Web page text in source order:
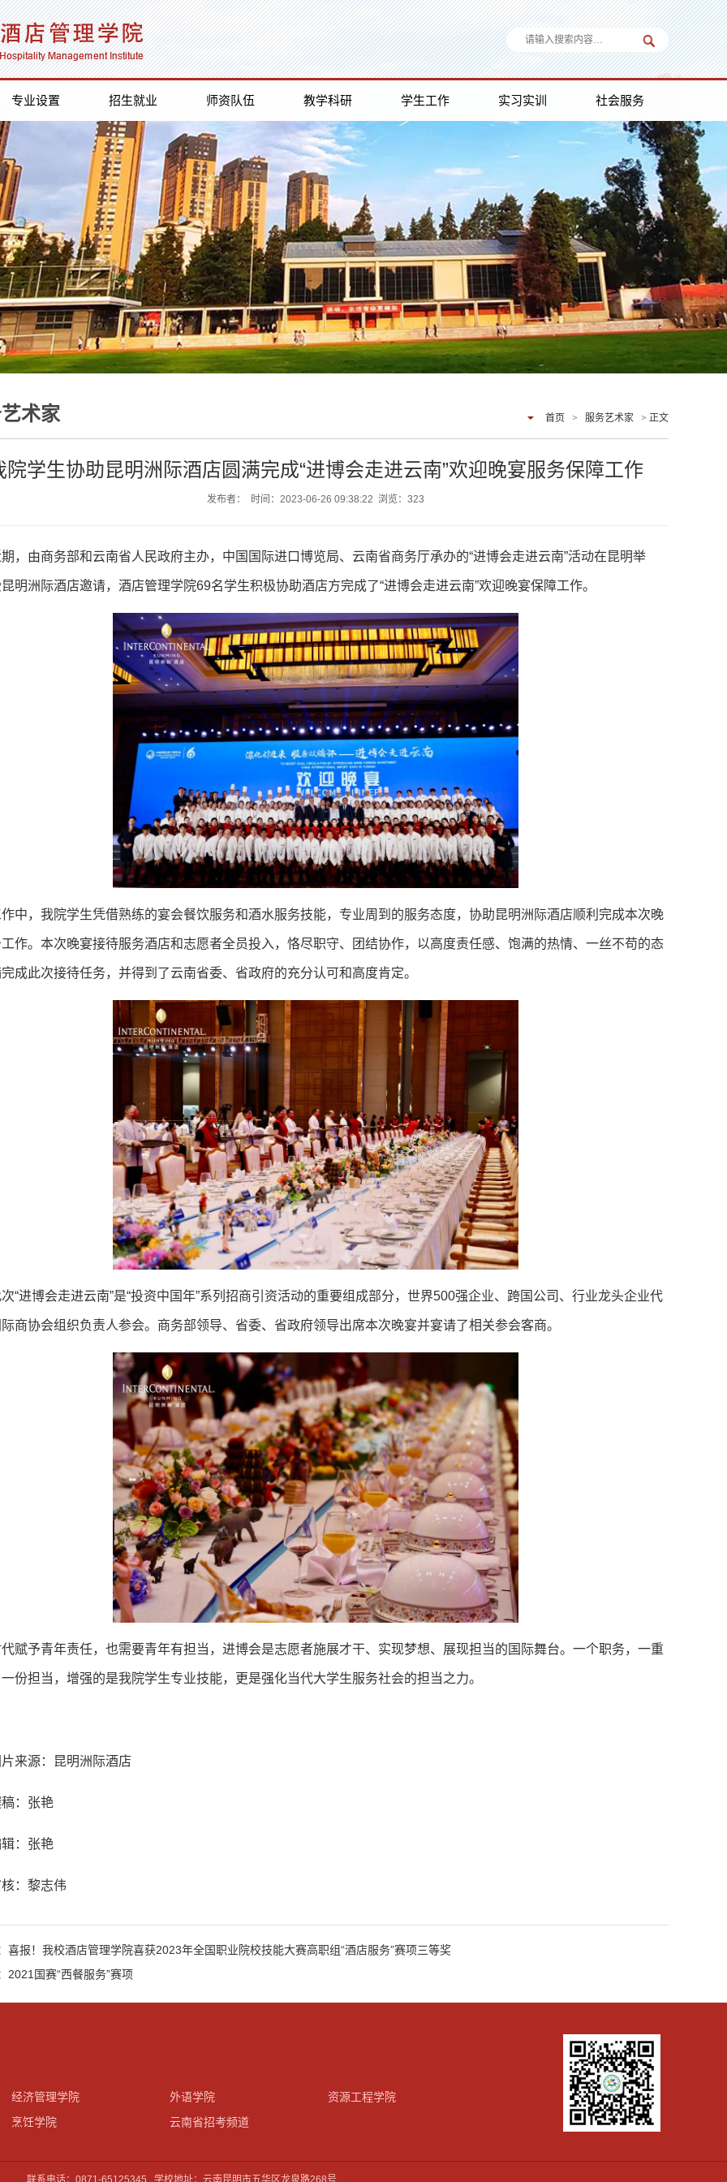
专业设置 招生就业 师资队伍 教学科研 学生工作 实习实训 社会服务
术家 首页 > 服务艺术家 > 正文
院学生协助昆明洲际酒店圆满完成“进博会走进云南”欢迎晚宴服务保障工作
发布者： 时间：2023-06-26 09:38:22 浏览： 323
，由商务部和云南省人民政府主办，中国国际进口博览局、云南省商务厅承办的“进博会走进云南”活动在昆明举
明洲际酒店邀请，酒店管理学院69名学生积极协助酒店方完成了“进博会走进云南”欢迎晚宴保障工作。
中，我院学生凭借熟练的宴会餐饮服务和酒水服务技能，专业周到的服务态度，协助昆明洲际酒店顺利完成本次晚
作。本次晚宴接待服务酒店和志愿者全员投入，恪尽职守、团结协作，以高度责任感、饱满的热情、一丝不苟的态
成此次接待任务，并得到了云南省委、省政府的充分认可和高度肯定。
“进博会走进云南”是“投资中国年”系列招商引资活动的重要组成部分，世界500强企业、跨国公司、行业龙头企业代
商协会组织负责人参会。商务部领导、省委、省政府领导出席本次晚宴并宴请了相关参会客商。
赋予青年责任，也需要青年有担当，进博会是志愿者施展才干、实现梦想、展现担当的国际舞台。一个职务，一重
份担当，增强的是我院学生专业技能，更是强化当代大学生服务社会的担当之力。
来源：昆明洲际酒店
：张艳
：张艳
：黎志伟
喜报！我校酒店管理学院喜获2023年全国职业院校技能大赛高职组“酒店服务”赛项三等奖
2021国赛“西餐服务”赛项
经济管理学院 外语学院
资源工程学院
烹饪学院
云南省招考频道
联系电话：0871-65125345 学校地址：云南昆明市五华区龙泉路268号